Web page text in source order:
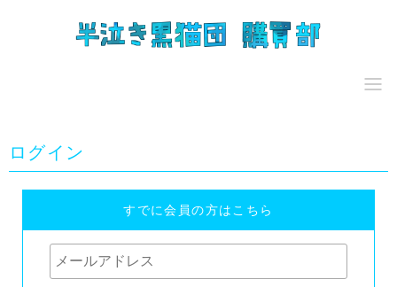
ログイン
すでに会員の方はこちら